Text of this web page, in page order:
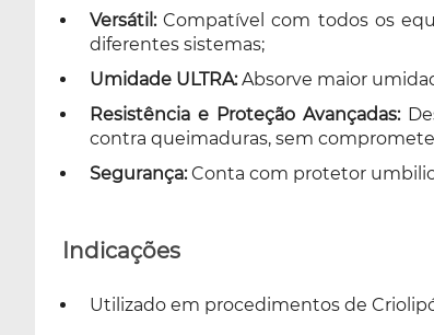
Versátil:Compatível com todos os
diferentes sistemas;
Umidade ULTRA:Absorve maior
Resistência e Proteção Avançadas:
contra queimaduras, sem
Segurança:Conta com protetor
Indicações
Utilizado em procedimentos de